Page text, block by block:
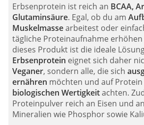
Erbsenprotein ist reich an BCAA,
Glutaminsäure. Egal, ob du am
Muskelmassearbeitest oder
tägliche Proteinaufnahme
dieses Produkt ist die ideale
Erbsenprotein eignet sich daher
Veganer, sondern alle, die sich
ernähren möchten und auf
biologischen Wertigkeitachten.
Proteinpulver reich an Eisen und
Mineralien wie Phosphor sowie